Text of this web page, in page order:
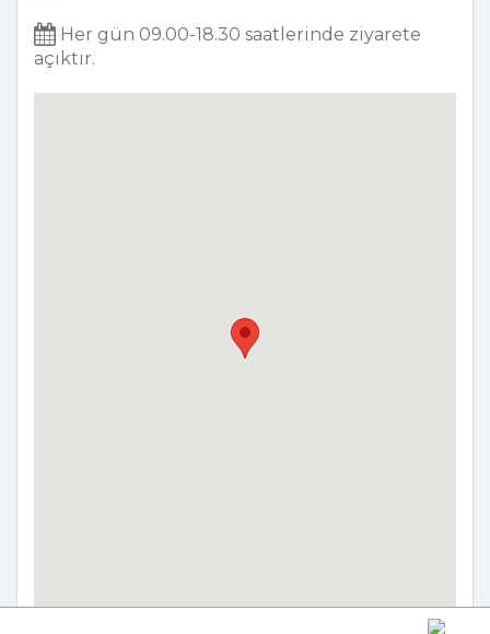
Her gün 09.00-18.30 saatlerinde ziyarete
açıktır.